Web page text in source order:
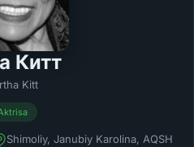
Китт
Kitt
Shimoliy, Janubiy Karolina, AQSH